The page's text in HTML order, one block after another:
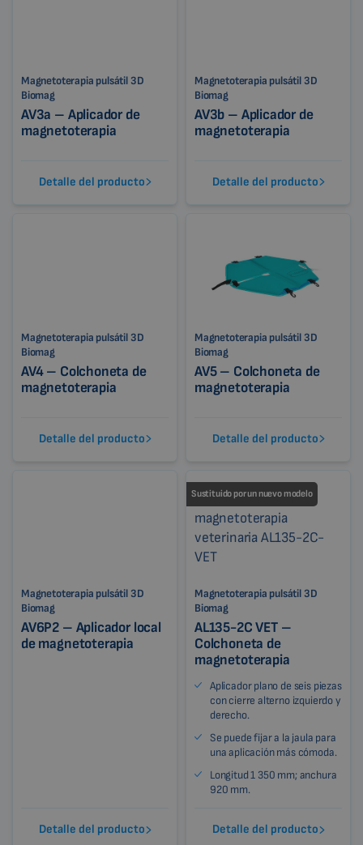
Magnetoterapia pulsátil 3D
Biomag
AV3a – Aplicador de
magnetoterapia
Detalle del producto
Magnetoterapia pulsátil 3D
Biomag
AV3b – Aplicador de
magnetoterapia
Detalle del producto
Magnetoterapia pulsátil 3D
Biomag
AV4 – Colchoneta de
magnetoterapia
Detalle del producto
Magnetoterapia pulsátil 3D
Biomag
AV5 – Colchoneta de
magnetoterapia
Detalle del producto
Magnetoterapia pulsátil 3D
Biomag
AV6P2 – Aplicador local
de magnetoterapia
Detalle del producto
Sustituido por un nuevo modelo
Magnetoterapia pulsátil 3D
Biomag
AL135-2C VET –
Colchoneta de
magnetoterapia
Aplicador plano de seis piezas
con cierre alterno izquierdo y
derecho.
Se puede fijar a la jaula para
una aplicación más cómoda.
Longitud 1 350 mm; anchura
920 mm.
Detalle del producto